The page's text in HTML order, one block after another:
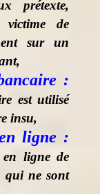
prétexte,
victime de
sur un
:
est utilisé
insu,
ligne :
en ligne de
qui ne sont